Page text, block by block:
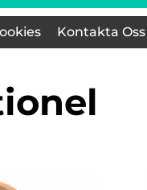
Kontakta Oss